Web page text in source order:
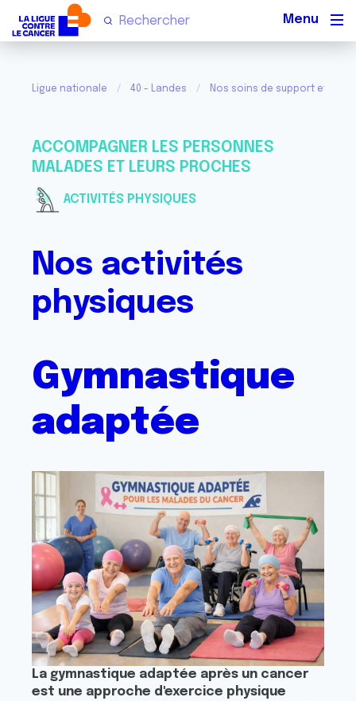
Ligue nationale 40 - Landes Nos soins de support et
ACCOMPAGNER LES PERSONNES
MALADES ET LEURS PROCHES
ACTIVITÉS PHYSIQUES
Nos activités
physiques
Gymnastique
adaptée
La gymnastique adaptée après un cancer
est une approche d'exercice physique